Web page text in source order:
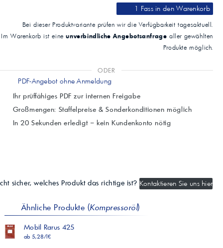
1 Fassin den Warenkorb
Bei dieser Produktvariante prüfen wir die Verfügbarkeit tagesaktuell.
Im Warenkorb ist eineunverbindliche Angebotsanfrage aller gewählten
Produkte möglich.
ODER
PDF-Angebot ohne Anmeldung
Ihr prüffähiges PDF zur internen Freigabe
Großmengen: Staffelpreise & Sonderkonditionen möglich
In 20 Sekunden erledigt – kein Kundenkonto nötig
sicher, welches Produkt das richtige ist? Kontaktieren Sie uns hier
Ähnliche Produkte (Kompressoröl)
Mobil Rarus 425
ab 5,28/l€